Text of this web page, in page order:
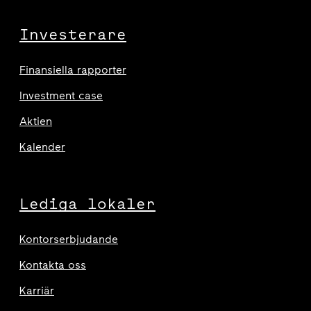
Investerare
Finansiella rapporter
Investment case
Aktien
Kalender
Lediga lokaler
Kontorserbjudande
Kontakta oss
Karriär